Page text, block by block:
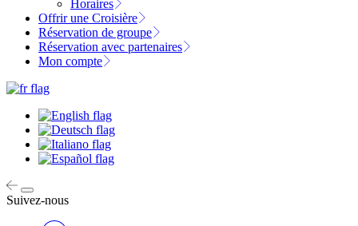
Horaires
Offrir une Croisière
Réservation de groupe
Réservation avec partenaires
Mon compte
Suivez-nous